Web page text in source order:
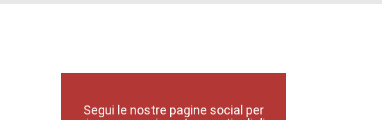
Segui le nostre pagine social per